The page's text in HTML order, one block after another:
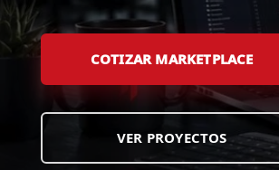
COTIZAR MARKETPLACE
VER PROYECTOS